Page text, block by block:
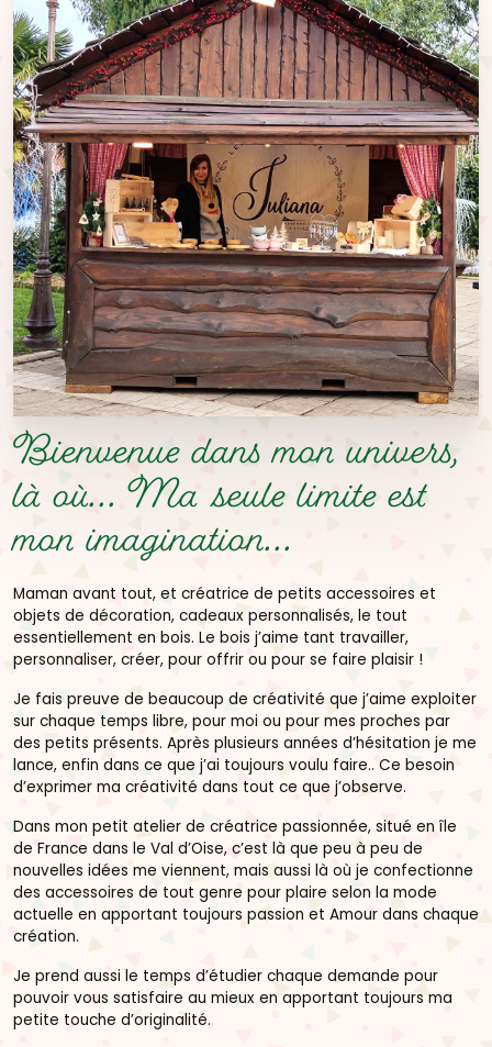
Bienvenue dans mon univers,
là où...Ma seule limite est
mon imagination...
Maman avant tout, et créatrice de petits accessoires et
objets de décoration, cadeaux personnalisés, le tout
essentiellement en bois. Le bois j’aime tant travailler,
personnaliser, créer, pour offrir ou pour se faire plaisir !
Je fais preuve de beaucoup de créativité que j’aime exploiter
sur chaque temps libre, pour moi ou pour mes proches par
des petits présents. Après plusieurs années d’hésitation je me
lance, enfin dans ce que j’ai toujours voulu faire.. Ce besoin
d’exprimer ma créativité dans tout ce que j’observe.
Dans mon petit atelier de créatrice passionnée, situé en île
de France dans le Val d’Oise, c’est là que peu à peu de
nouvelles idées me viennent, mais aussi là où je confectionne
des accessoires de tout genre pour plaire selon la mode
actuelle en apportant toujours passion et Amour dans chaque
création.
Je prend aussi le temps d’étudier chaque demande pour
pouvoir vous satisfaire au mieux en apportant toujours ma
petite touche d’originalité.